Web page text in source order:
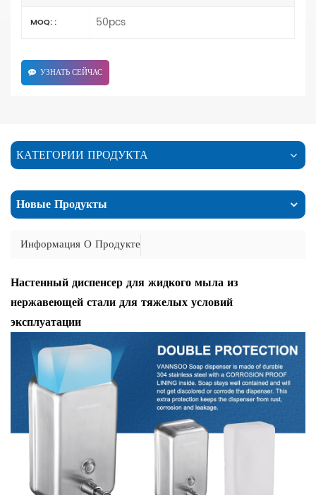
MOQ: : 50pcs
УЗНАТЬ СЕЙЧАС
КАТЕГОРИИ ПРОДУКТА
Новые Продукты
Информация О Продукте
Настенный диспенсер для жидкого мыла из
нержавеющей стали для тяжелых условий
эксплуатации